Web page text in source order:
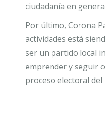
ciudadanía en
Por último, Corona
actividades está
ser un partido local
emprender y seguir
proceso electoral del